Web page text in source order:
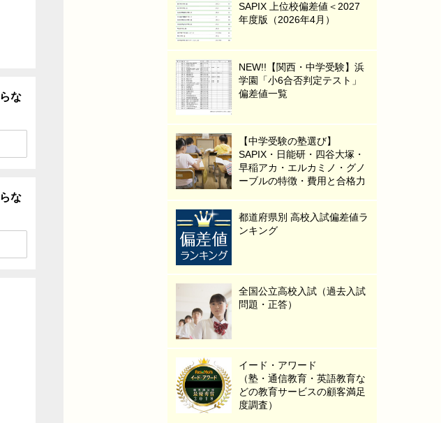
な
な
SAPIX 上位校偏差値＜2027
年度版（2026年4月）
NEW!!【関西・中学受験】浜
学園「小6合否判定テスト」
偏差値一覧
【中学受験の塾選び】
SAPIX・日能研・四谷大塚・
早稲アカ・エルカミノ・グノ
ーブルの特徴・費用と合格力
都道府県別 高校入試偏差値ラ
ンキング
全国公立高校入試（過去入試
問題・正答）
イード・アワード
（塾・通信教育・英語教育な
どの教育サービスの顧客満足
度調査）